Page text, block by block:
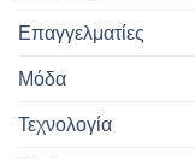
Επαγγελματίες
Μόδα
Τεχνολογία